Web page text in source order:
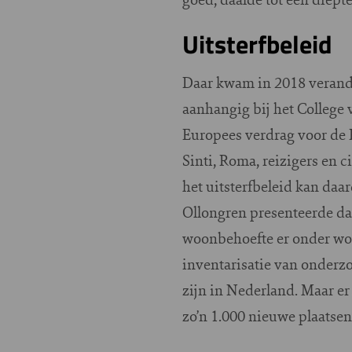
Uitsterfbeleid
Daar kwam in 2018
aanhangig bij het College
Europees verdrag voor
Sinti, Roma, reizigers en
het uitsterfbeleid kan
Ollongren presenteerde
woonbehoefte er onder
inventarisatie van
zijn in Nederland. Maar
zo’n 1.000 nieuwe